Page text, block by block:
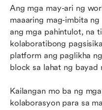
Ang mga may-ari ng
maaaring mag-imbita
ang mga pahintulot, na
kolaboratibong
platform ang paglikha
block sa lahat ng bayad
Kailangan mo ba ng
kolaborasyon para sa